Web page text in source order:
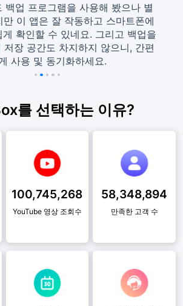
백업 프로그램을 사용해 봤으나 별
만 이 앱은 잘 작동하고 스마트폰에
확인할 수 있네요. 그리고 백업을
저장 공간도 차지하지 않으니, 간편
사용 및 동기화하세요.
를 선택하는 이유?
100,745,268
YouTube 영상 조회수
58,348,894
만족한 고객 수